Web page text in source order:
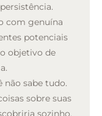
com genuína
potenciais
objetivo de
não sabe tudo.
sobre suas
sozinho.